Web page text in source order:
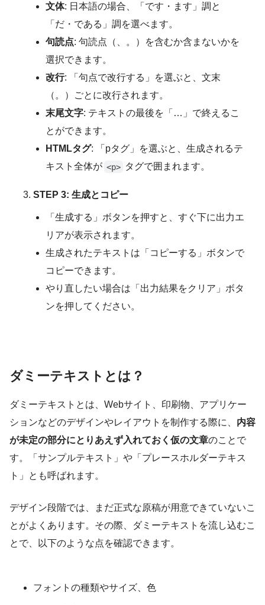
文体: 日本語の場合、「です・ます」調と
「だ・である」調を選べます。
句読点: 句読点（、。）を含むか含まないかを
選択できます。
改行: 「句点で改行する」を選ぶと、文末
（。）ごとに改行されます。
末尾文字: テキストの最後を「…」で終えるこ
とができます。
HTMLタグ: 「pタグ」を選ぶと、生成されるテ
キスト全体が <p> タグで囲まれます。
STEP 3: 生成とコピー
「生成する」ボタンを押すと、すぐ下に出力エ
リアが表示されます。
生成されたテキストは「コピーする」ボタンで
コピーできます。
やり直したい場合は「出力結果をクリア」ボタ
ンを押してください。
ダミーテキストとは？
ダミーテキストとは、Webサイト、印刷物、アプリケー
ションなどのデザインやレイアウトを制作する際に、 内容
が未定の部分にとりあえず入れておく仮の文章のことで
す。「サンプルテキスト」や「プレースホルダーテキス
ト」とも呼ばれます。
デザイン段階では、まだ正式な原稿が用意できていないこ
とがよくあります。その際、ダミーテキストを流し込むこ
とで、以下のような点を確認できます。
フォントの種類やサイズ、色